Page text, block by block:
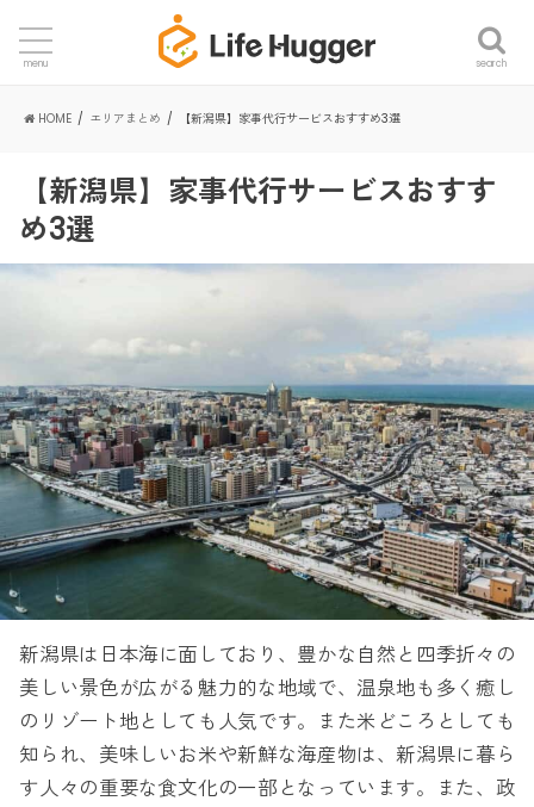
search
menu
HOME エリアまとめ 【新潟県】家事代行サービスおすすめ3選
【新潟県】家事代行サービスおすす
め3選
新潟県は日本海に面しており、豊かな自然と四季折々の
美しい景色が広がる魅力的な地域で、温泉地も多く癒し
のリゾート地としても人気です。また米どころとしても
知られ、美味しいお米や新鮮な海産物は、新潟県に暮ら
す人々の重要な食文化の一部となっています。また、政